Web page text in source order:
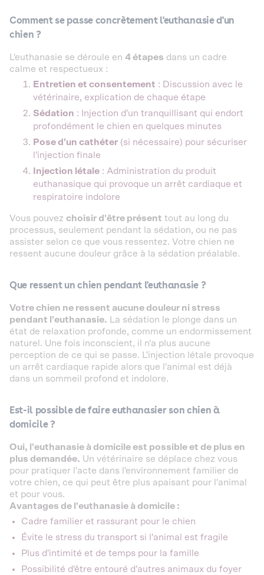
Comment se passe concrètement l'euthanasie d'un
chien ?
L'euthanasie se déroule en 4 étapes dans un cadre
calme et respectueux :
Entretien et consentement : Discussion avec le
vétérinaire, explication de chaque étape
Sédation : Injection d'un tranquillisant qui endort
profondément le chien en quelques minutes
Pose d'un cathéter (si nécessaire) pour sécuriser
l'injection finale
Injection létale : Administration du produit
euthanasique qui provoque un arrêt cardiaque et
respiratoire indolore
Vous pouvez choisir d'être présent tout au long du
processus, seulement pendant la sédation, ou ne pas
assister selon ce que vous ressentez. Votre chien ne
ressent aucune douleur grâce à la sédation préalable.
Que ressent un chien pendant l'euthanasie ?
Votre chien ne ressent aucune douleur ni stress
pendant l'euthanasie. La sédation le plonge dans un
état de relaxation profonde, comme un endormissement
naturel. Une fois inconscient, il n'a plus aucune
perception de ce qui se passe. L'injection létale provoque
un arrêt cardiaque rapide alors que l'animal est déjà
dans un sommeil profond et indolore.
Est-il possible de faire euthanasier son chien à
domicile ?
Oui, l'euthanasie à domicile est possible et de plus en
plus demandée. Un vétérinaire se déplace chez vous
pour pratiquer l'acte dans l'environnement familier de
votre chien, ce qui peut être plus apaisant pour l'animal
et pour vous.
Avantages de l'euthanasie à domicile :
Cadre familier et rassurant pour le chien
Évite le stress du transport si l'animal est fragile
Plus d'intimité et de temps pour la famille
Possibilité d'être entouré d'autres animaux du foyer